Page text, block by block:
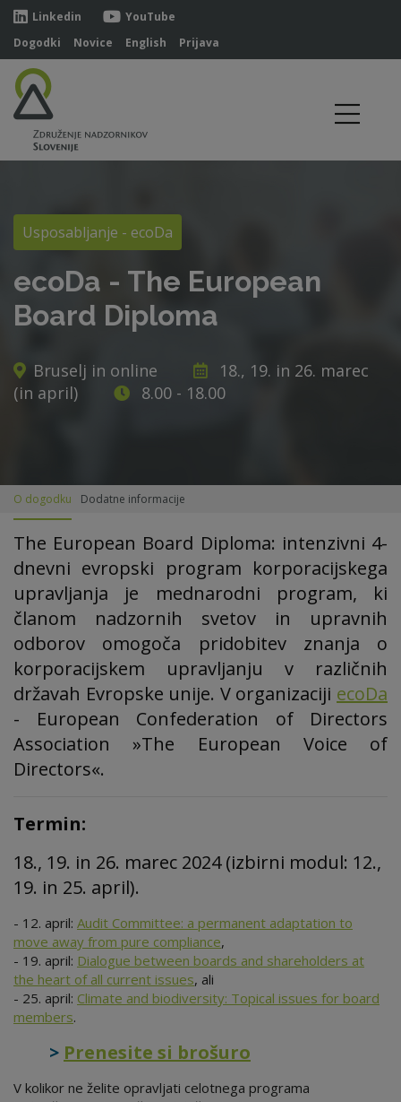
Linkedin
YouTube
Dogodki
Novice English Prijava
Usposabljanje - ecoDa
ecoDa - The European
Board Diploma
Bruselj in online
18., 19. in 26. marec
(in april)
8.00 - 18.00
O dogodku Dodatne informacije
The European Board Diploma: intenzivni 4-
dnevni evropski program korporacijskega
upravljanja je mednarodni program, ki
članom nadzornih svetov in upravnih
odborov omogoča pridobitev znanja o
korporacijskem upravljanju v različnih
državah Evropske unije. V organizaciji ecoDa
- European Confederation of Directors
Association »The European Voice of
Directors«.
Termin:
18., 19. in 26. marec 2024 (izbirni modul: 12.,
19. in 25. april).
- 12. april: Audit Committee: a permanent adaptation to
move away from pure compliance,
- 19. april: Dialogue between boards and shareholders at
the heart of all current issues, ali
- 25. april: Climate and biodiversity: Topical issues for board
members.
> Prenesite si brošuro
V kolikor ne želite opravljati celotnega programa